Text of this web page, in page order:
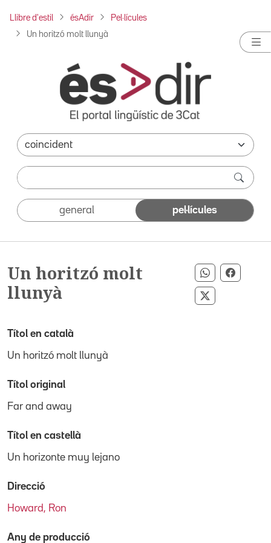
Llibre d'estil ésAdir Pel·lícules
Un horitzó molt llunyà
general pel·lícules
Un horitzó molt
llunyà
Compartir
Compartir
Títol en català
Un horitzó molt llunyà
Títol original
Far and away
Títol en castellà
Un horizonte muy lejano
Direcció
Howard, Ron
Any de producció